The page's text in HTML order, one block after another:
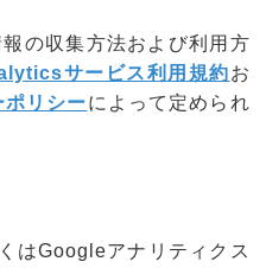
の収集方法および利用方
サービス利用規約お
リシーによって定められ
はGoogleアナリティクス